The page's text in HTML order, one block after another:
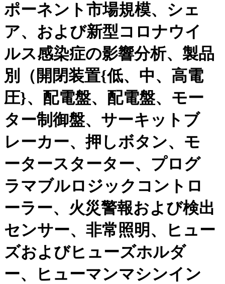
ポーネント市場規模、シェ
ア、および新型コロナウイ
ルス感染症の影響分析、製品
別（開閉装置{低、中、高電
圧}、配電盤、配電盤、モー
ター制御盤、サーキットブ
レーカー、押しボタン、モ
ータースターター、プログ
ラマブルロジックコントロ
ーラー、火災警報および検出
センサー、非常照明、ヒュー
ズおよびヒューズホルダ
ー、ヒューマンマシンイン